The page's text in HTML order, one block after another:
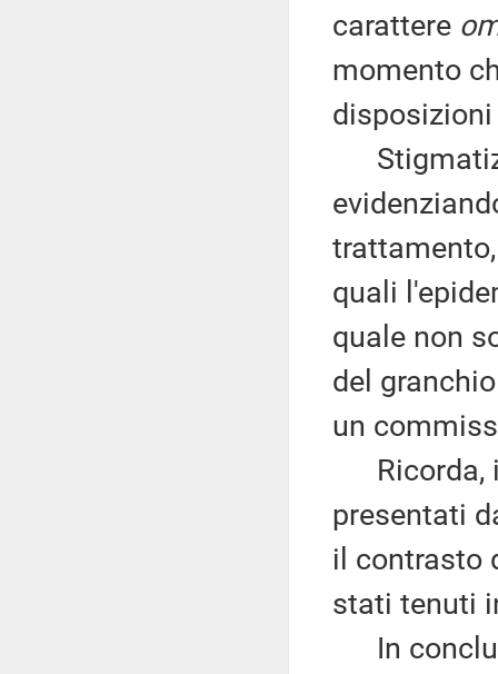
carattere
momento
quali
quale non
del
un
Ricorda,
presentati
il contrasto
stati tenuti
In